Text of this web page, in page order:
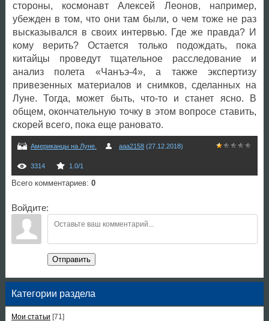
стороны, космонавт Алексей Леонов, например,
убежден в том, что они там были, о чем тоже не раз
высказывался в своих интервью. Где же правда? И
кому верить? Остается только подождать, пока
китайцы проведут тщательное расследование и
анализ полета «Чанъэ-4», а также экспертизу
привезенных материалов и снимков, сделанных на
Луне. Тогда, может быть, что-то и станет ясно. В
общем, окончательную точку в этом вопросе ставить,
скорей всего, пока еще рановато.
Американцы на Луне. aaa2158(27.12.2018)
3314 1.0/1
Всего комментариев: 0
Войдите:
Отправить
Категории раздела
Мои статьи [71]